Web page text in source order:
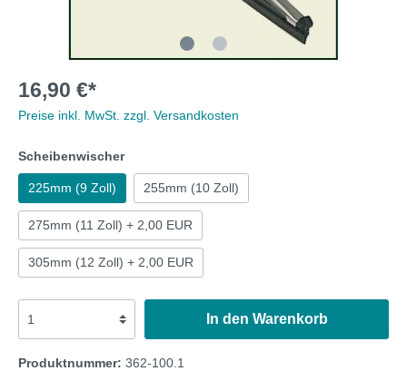
16,90 €*
Preise inkl. MwSt. zzgl. Versandkosten
Scheibenwischer
225mm (9 Zoll) 255mm (10 Zoll)
275mm (11 Zoll) + 2,00 EUR
305mm (12 Zoll) + 2,00 EUR
In den Warenkorb
Produktnummer: 362-100.1